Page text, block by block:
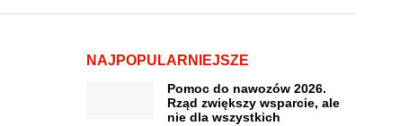
NAJPOPULARNIEJSZE
Pomoc do nawozów 2026.
Rząd zwiększy wsparcie, ale
nie dla wszystkich